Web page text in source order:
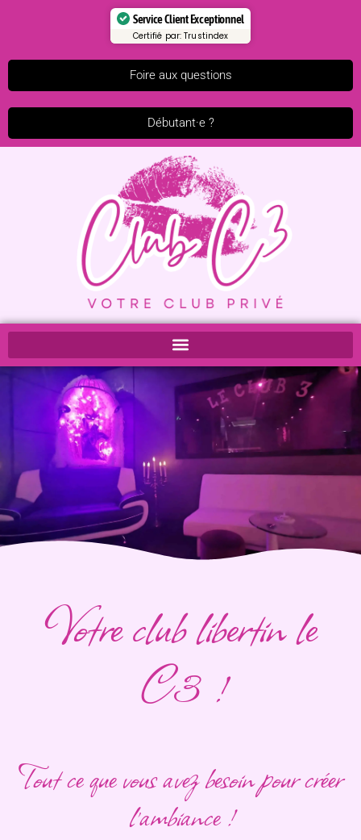
Service Client Exceptionnel
Certifié par:Trustindex
Foire aux questions
Débutant·e ?
Votre club libertin le
C3 !
Tout ce que vous avez besoin pour créer
l'ambiance !